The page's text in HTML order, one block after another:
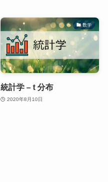
数学
統計学 – t 分布
2020年8月10日